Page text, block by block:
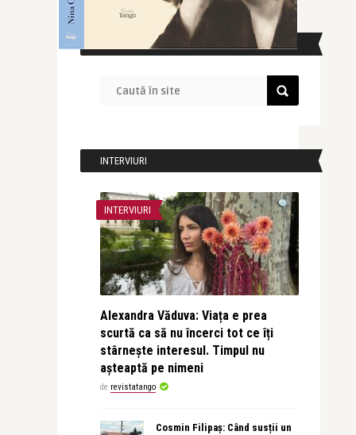
CAUTĂ ÎN SITE
INTERVIURI
INTERVIURI
Alexandra Văduva: Viața e prea
scurtă ca să nu încerci tot ce îți
stârnește interesul. Timpul nu
așteaptă pe nimeni
de revistatango
Cosmin Filipaș: Când susții un